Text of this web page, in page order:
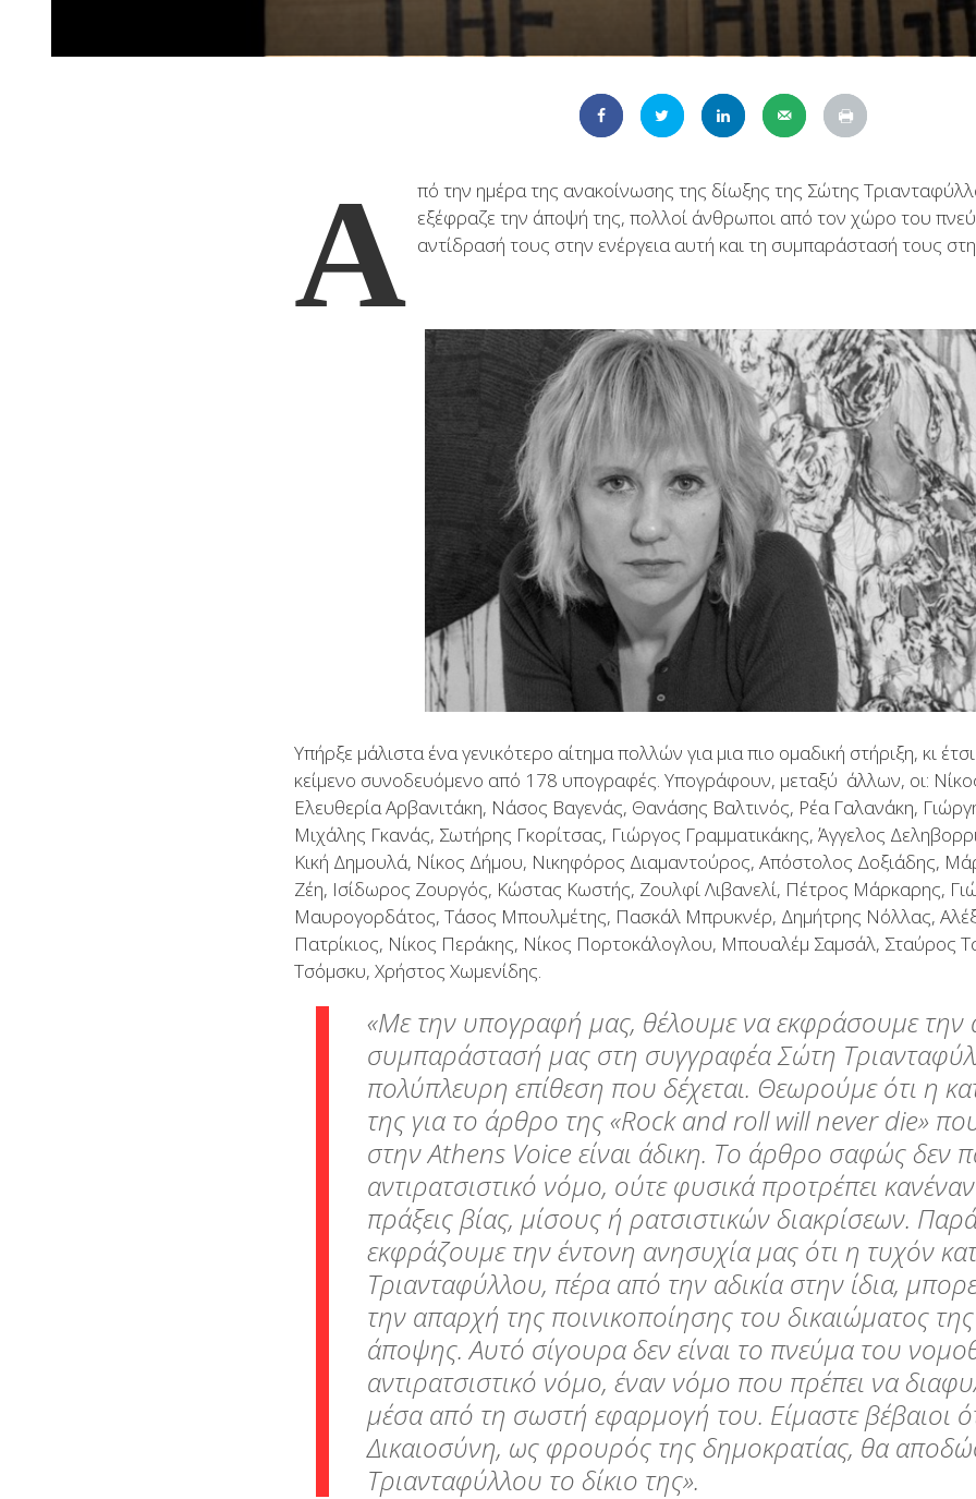
Α πό την ημέρα της ανακοίνωσης της δίωξης της Σώτης
εξέφραζε την άποψή της, πολλοί άνθρωποι από τον χώρο του
αντίδρασή τους στην ενέργεια αυτή και τη συμπαράστασή τους
Υπήρξε μάλιστα ένα γενικότερο αίτημα πολλών για μια πιο ομαδική στήριξη, κι
κείμενο συνοδευόμενο από 178 υπογραφές. Υπογράφουν, μεταξύ άλλων, οι:
Ελευθερία Αρβανιτάκη, Νάσος Βαγενάς, Θανάσης Βαλτινός, Ρέα Γαλανάκη,
Μιχάλης Γκανάς, Σωτήρης Γκορίτσας, Γιώργος Γραμματικάκης, Άγγελος
Κική Δημουλά, Νίκος Δήμου, Νικηφόρος Διαμαντούρος, Απόστολος Δοξιάδης,
Ζέη, Ισίδωρος Ζουργός, Κώστας Κωστής, Ζουλφί Λιβανελί, Πέτρος Μάρκαρης,
Μαυρογορδάτος, Τάσος Μπουλμέτης, Πασκάλ Μπρυκνέρ, Δημήτρης Νόλλας,
Πατρίκιος, Νίκος Περάκης, Νίκος Πορτοκάλογλου, Μπουαλέμ Σαμσάλ, Σταύρος
Τσόμσκυ, Χρήστος Χωμενίδης.
«Mε την υπογραφή μας, θέλουμε να εκφράσουμε την
συμπαράστασή μας στη συγγραφέα Σώτη
πολύπλευρη επίθεση που δέχεται. Θεωρούμε ότι η
της για το άρθρο της «Rock and roll will never die»
στηνAthens Voice είναι άδικη. Το άρθρο σαφώς δεν
αντιρατσιστικό νόμο, ούτε φυσικά προτρέπει
πράξεις βίας, μίσους ή ρατσιστικών διακρίσεων.
εκφράζουμε την έντονη ανησυχία μας ότι η τυχόν
Τριανταφύλλου, πέρα από την αδικία στην ίδια,
την απαρχή της ποινικοποίησης του δικαιώματος
άποψης. Αυτό σίγουρα δεν είναι το πνεύμα του
αντιρατσιστικό νόμο, έναν νόμο που πρέπει να
μέσα από τη σωστή εφαρμογή του. Είμαστε βέβαιοι
Δικαιοσύνη, ως φρουρός της δημοκρατίας, θα
Τριανταφύλλου το δίκιο της».